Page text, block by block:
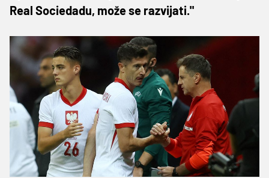
Real Sociedadu, može se razvijati."